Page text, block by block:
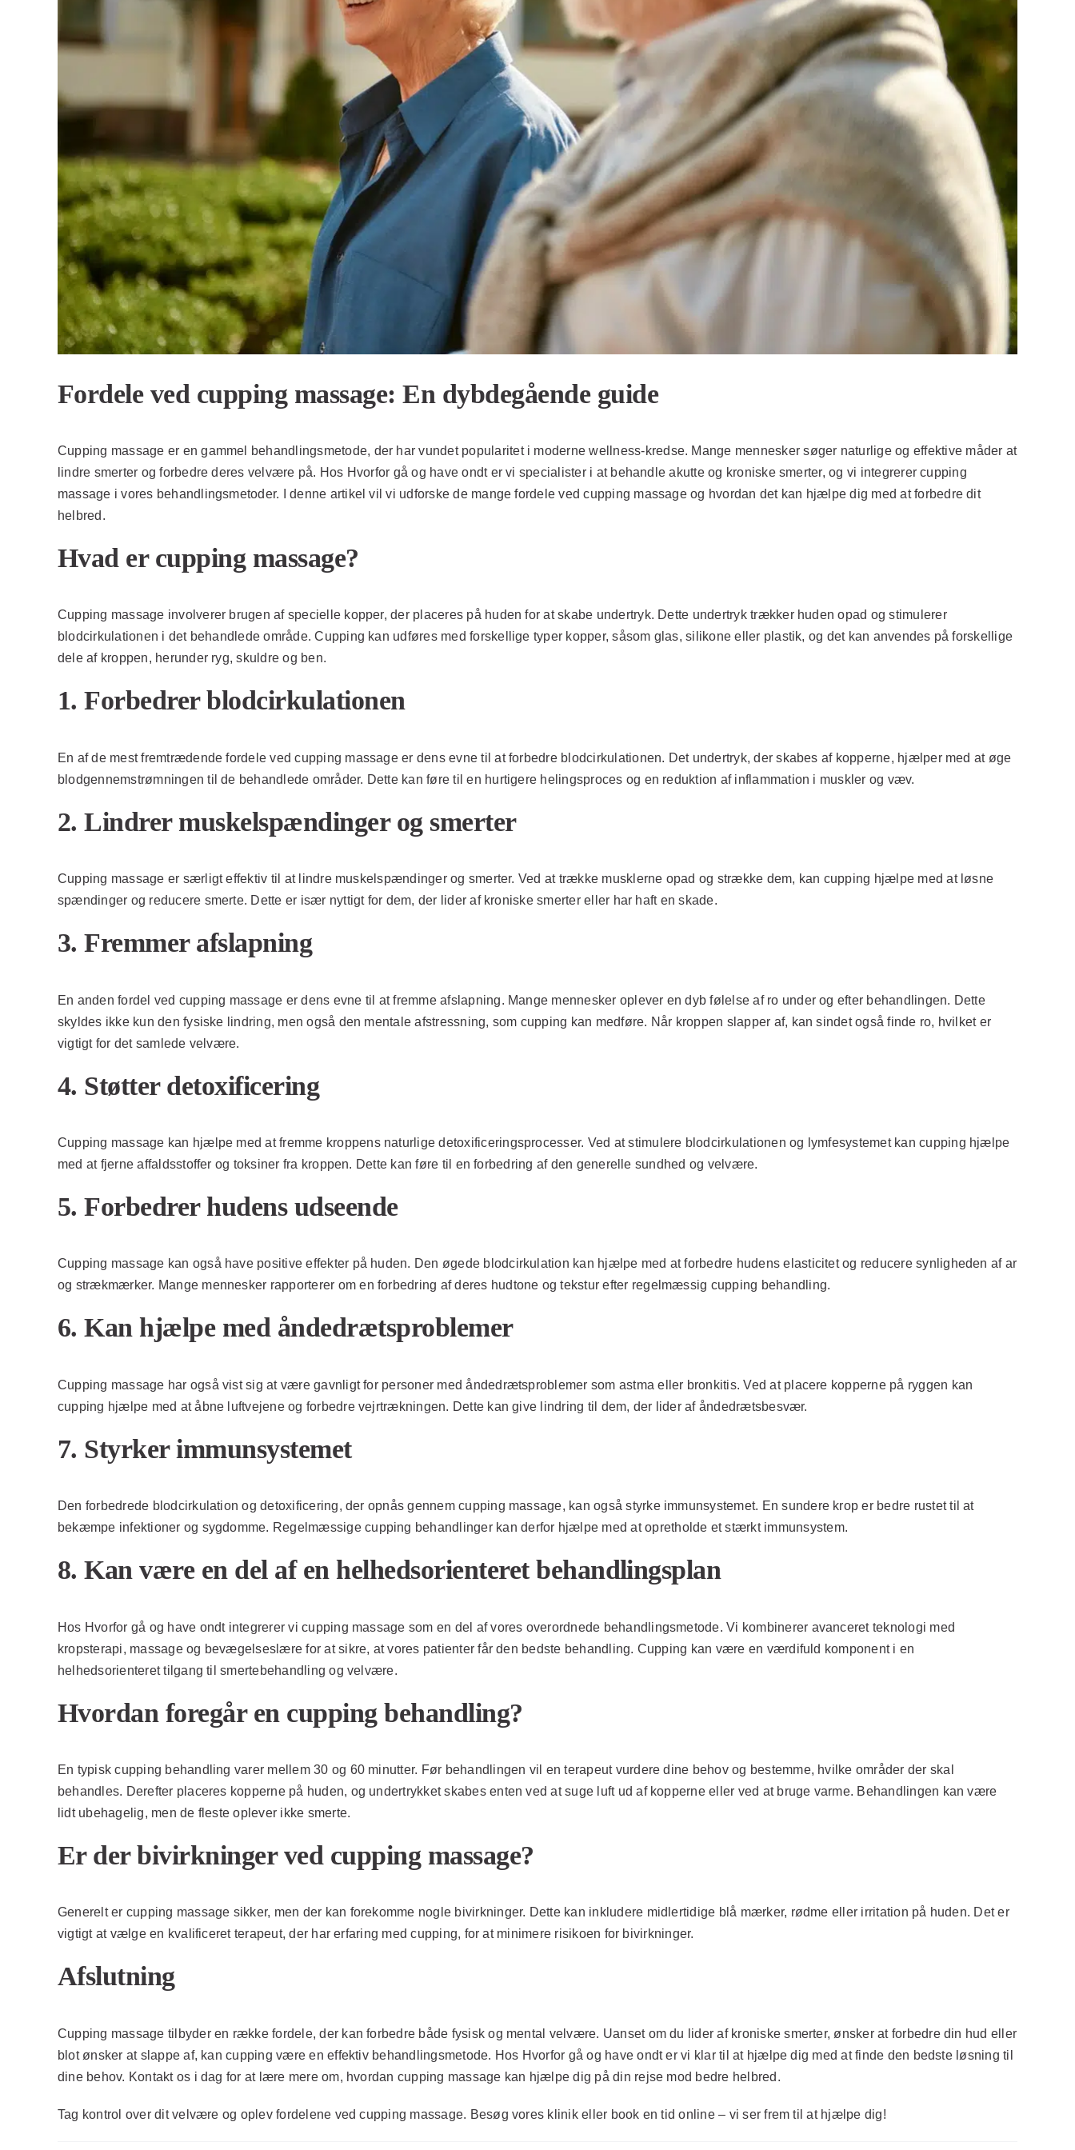
Fordele ved cupping massage: En dybdegående guide
Cupping massage er en gammel behandlingsmetode, der har vundet popularitet i moderne wellness-kredse. Mange mennesker søger naturlige og effektive måder at
lindre smerter og forbedre deres velvære på. Hos Hvorfor gå og have ondt er vi specialister i at behandle akutte og kroniske smerter, og vi integrerer cupping
massage i vores behandlingsmetoder. I denne artikel vil vi udforske de mange fordele ved cupping massage og hvordan det kan hjælpe dig med at forbedre dit
helbred.
Hvad er cupping massage?
Cupping massage involverer brugen af specielle kopper, der placeres på huden for at skabe undertryk. Dette undertryk trækker huden opad og stimulerer
blodcirkulationen i det behandlede område. Cupping kan udføres med forskellige typer kopper, såsom glas, silikone eller plastik, og det kan anvendes på forskellige
dele af kroppen, herunder ryg, skuldre og ben.
1. Forbedrer blodcirkulationen
En af de mest fremtrædende fordele ved cupping massage er dens evne til at forbedre blodcirkulationen. Det undertryk, der skabes af kopperne, hjælper med at øge
blodgennemstrømningen til de behandlede områder. Dette kan føre til en hurtigere helingsproces og en reduktion af inflammation i muskler og væv.
2. Lindrer muskelspændinger og smerter
Cupping massage er særligt effektiv til at lindre muskelspændinger og smerter. Ved at trække musklerne opad og strække dem, kan cupping hjælpe med at løsne
spændinger og reducere smerte. Dette er især nyttigt for dem, der lider af kroniske smerter eller har haft en skade.
3. Fremmer afslapning
En anden fordel ved cupping massage er dens evne til at fremme afslapning. Mange mennesker oplever en dyb følelse af ro under og efter behandlingen. Dette
skyldes ikke kun den fysiske lindring, men også den mentale afstressning, som cupping kan medføre. Når kroppen slapper af, kan sindet også finde ro, hvilket er
vigtigt for det samlede velvære.
4. Støtter detoxificering
Cupping massage kan hjælpe med at fremme kroppens naturlige detoxificeringsprocesser. Ved at stimulere blodcirkulationen og lymfesystemet kan cupping hjælpe
med at fjerne affaldsstoffer og toksiner fra kroppen. Dette kan føre til en forbedring af den generelle sundhed og velvære.
5. Forbedrer hudens udseende
Cupping massage kan også have positive effekter på huden. Den øgede blodcirkulation kan hjælpe med at forbedre hudens elasticitet og reducere synligheden af ar
og strækmærker. Mange mennesker rapporterer om en forbedring af deres hudtone og tekstur efter regelmæssig cupping behandling.
6. Kan hjælpe med åndedrætsproblemer
Cupping massage har også vist sig at være gavnligt for personer med åndedrætsproblemer som astma eller bronkitis. Ved at placere kopperne på ryggen kan
cupping hjælpe med at åbne luftvejene og forbedre vejrtrækningen. Dette kan give lindring til dem, der lider af åndedrætsbesvær.
7. Styrker immunsystemet
Den forbedrede blodcirkulation og detoxificering, der opnås gennem cupping massage, kan også styrke immunsystemet. En sundere krop er bedre rustet til at
bekæmpe infektioner og sygdomme. Regelmæssige cupping behandlinger kan derfor hjælpe med at opretholde et stærkt immunsystem.
8. Kan være en del af en helhedsorienteret behandlingsplan
Hos Hvorfor gå og have ondt integrerer vi cupping massage som en del af vores overordnede behandlingsmetode. Vi kombinerer avanceret teknologi med
kropsterapi, massage og bevægelseslære for at sikre, at vores patienter får den bedste behandling. Cupping kan være en værdifuld komponent i en
helhedsorienteret tilgang til smertebehandling og velvære.
Hvordan foregår en cupping behandling?
En typisk cupping behandling varer mellem 30 og 60 minutter. Før behandlingen vil en terapeut vurdere dine behov og bestemme, hvilke områder der skal
behandles. Derefter placeres kopperne på huden, og undertrykket skabes enten ved at suge luft ud af kopperne eller ved at bruge varme. Behandlingen kan være
lidt ubehagelig, men de fleste oplever ikke smerte.
Er der bivirkninger ved cupping massage?
Generelt er cupping massage sikker, men der kan forekomme nogle bivirkninger. Dette kan inkludere midlertidige blå mærker, rødme eller irritation på huden. Det er
vigtigt at vælge en kvalificeret terapeut, der har erfaring med cupping, for at minimere risikoen for bivirkninger.
Afslutning
Cupping massage tilbyder en række fordele, der kan forbedre både fysisk og mental velvære. Uanset om du lider af kroniske smerter, ønsker at forbedre din hud eller
blot ønsker at slappe af, kan cupping være en effektiv behandlingsmetode. Hos Hvorfor gå og have ondt er vi klar til at hjælpe dig med at finde den bedste løsning til
dine behov. Kontakt os i dag for at lære mere om, hvordan cupping massage kan hjælpe dig på din rejse mod bedre helbred.
Tag kontrol over dit velvære og oplev fordelene ved cupping massage. Besøg vores klinik eller book en tid online – vi ser frem til at hjælpe dig!